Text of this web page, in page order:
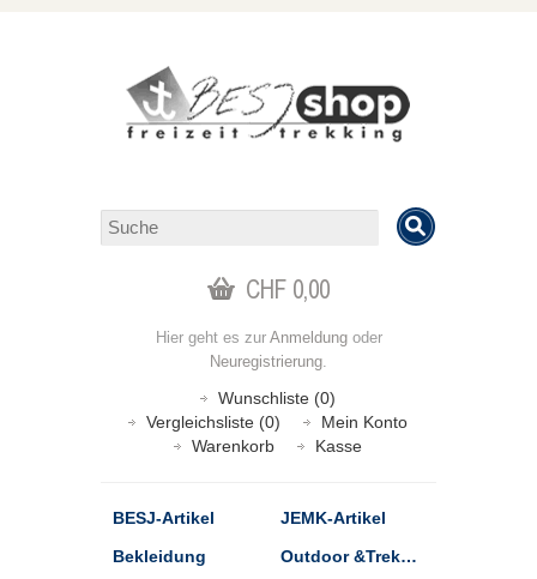
CHF 0,00
Hier geht es zur Anmeldungoder
Neuregistrierung.
Wunschliste (0)
Vergleichsliste (0)
Mein Konto
Warenkorb
Kasse
BESJ-Artikel
JEMK-Artikel
Bekleidung
Outdoor &Trekking